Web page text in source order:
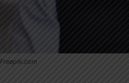
Freepik.com